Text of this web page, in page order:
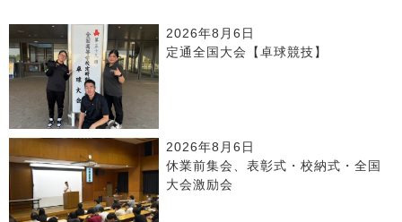
2026年8月6日
定通全国大会【卓球競技】
2026年8月6日
休業前集会、表彰式・校納式・全国
大会激励会